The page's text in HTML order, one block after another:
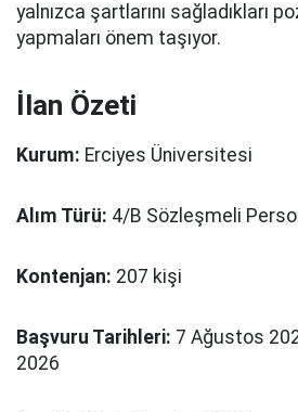
yalnızca şartlarını sağladıkları
yapmaları önem taşıyor.
İlan Özeti
Kurum: Erciyes Üniversitesi
Alım Türü: 4/B Sözleşmeli
Kontenjan: 207 kişi
Başvuru Tarihleri: 7 Ağustos
2026